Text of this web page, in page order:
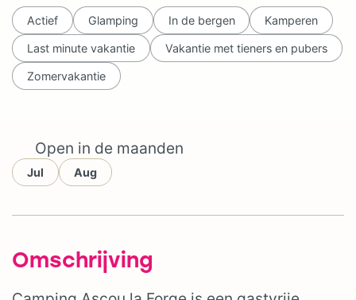
Open in de maanden
Jul Aug
Omschrijving
Actief Glamping In de bergen Kamperen
Last minute vakantie Vakantie met tieners en pubers
Zomervakantie